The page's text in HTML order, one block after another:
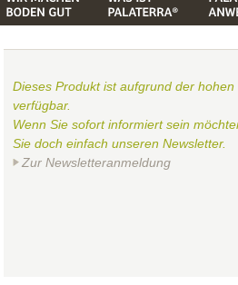
Dieses Produkt ist aufgrund der
verfügbar.
Wenn Sie sofort informiert sein
Sie doch einfach unseren Newsletter.
Zur Newsletteranmeldung